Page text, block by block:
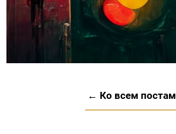
← Ко всем постам